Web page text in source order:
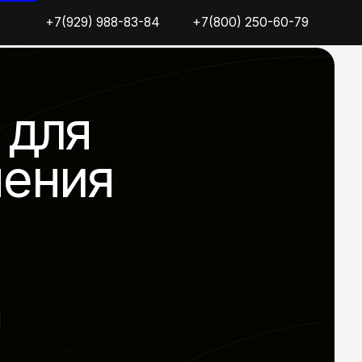
+7(800) 250-60-79
988-83-84 +7(800) 250-60-79
988-83-84